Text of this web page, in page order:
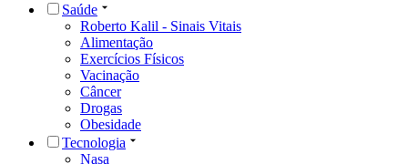
Saúde
Roberto Kalil - Sinais Vitais
Alimentação
Exercícios Físicos
Vacinação
Câncer
Drogas
Obesidade
Tecnologia
Nasa